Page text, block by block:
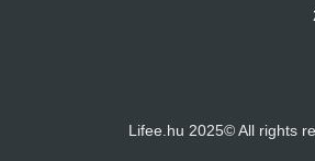
Lifee.hu 2025© All rights